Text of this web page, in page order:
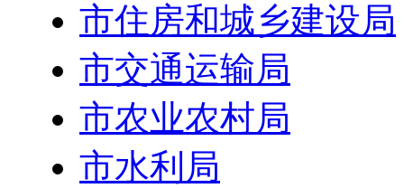
市住房和城乡建设局
市交通运输局
市农业农村局
市水利局